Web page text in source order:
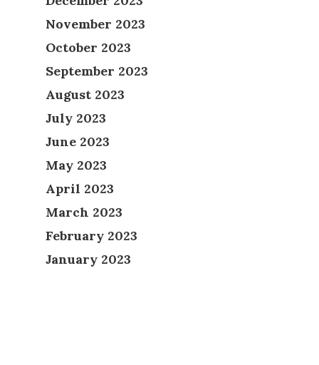
November 2023
October 2023
September 2023
August 2023
July 2023
June 2023
May 2023
April 2023
March 2023
February 2023
January 2023